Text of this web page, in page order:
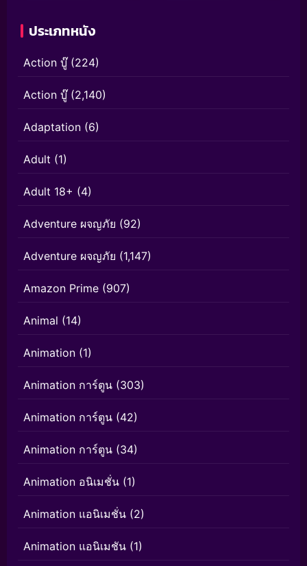
ประเภทหนัง
Action บู๊(224)
Action บู๊(2,140)
Adaptation (6)
Adult (1)
Adult 18+ (4)
Adventure ผจญภัย (92)
Adventure ผจญภัย (1,147)
Amazon Prime (907)
Animal (14)
Animation (1)
Animation การ์ตูน (303)
Animation การ์ตูน (42)
Animation การ์ตูน (34)
Animation อนิเมชั่น (1)
Animation แอนิเมชั่น (2)
Animation แอนิเมชัน (1)